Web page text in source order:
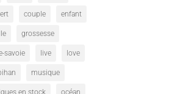
couple enfant
grossesse
savoie live love
musique
en stock océan